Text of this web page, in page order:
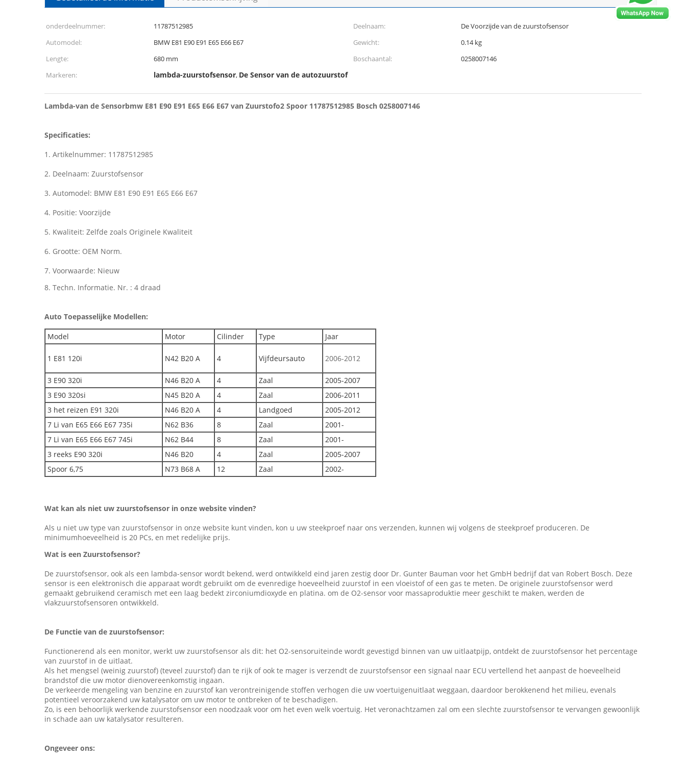
onderdeelnummer: 11787512985 Deelnaam:
De Voorzijde van de zuurstofsensor
Automodel:
BMW E81 E90 E91 E65 E66 E67 Gewicht:
0.14 kg
Lengte:
680 mm Boschaantal:
0258007146
Markeren:
lambda-zuurstofsensor, De Sensor van de autozuurstof
Lambda-van de Sensorbmw E81 E90 E91 E65 E66 E67 van Zuurstofo2 Spoor 11787512985 Bosch 0258007146
Specificaties:
1. Artikelnummer: 11787512985
2. Deelnaam: Zuurstofsensor
3. Automodel: BMW E81 E90 E91 E65 E66 E67
4. Positie: Voorzijde
5. Kwaliteit: Zelfde zoals Originele Kwaliteit
6. Grootte: OEM Norm.
7. Voorwaarde: Nieuw
8. Techn. Informatie. Nr. : 4 draad
Auto Toepasselijke Modellen:
Model Motor Cilinder Type Jaar
1 E81 120i N42 B20 A 4 Vijfdeursauto 2006-2012
3 E90 320i N46 B20 A 4 Zaal
2005-2007
3 E90 320si
N45 B20 A 4 Zaal
2006-2011
3 het reizen E91 320i
N46 B20 A 4 Landgoed
2005-2012
7 Li van E65 E66 E67 735i
N62 B36 8 Zaal
2001-
7 Li van E65 E66 E67 745i
N62 B44 8 Zaal
2001-
3 reeks E90 320i
N46 B20 4 Zaal
2005-2007
Spoor 6,75
N73 B68 A 12 Zaal 2002-
Wat kan als niet uw zuurstofsensor in onze website vinden?
Als u niet uw type van zuurstofsensor in onze website kunt vinden, kon u uw steekproef naar ons verzenden, kunnen wij volgens de steekproef produceren. De
minimumhoeveelheid is 20 PCs, en met redelijke prijs.
Wat is een Zuurstofsensor?
De zuurstofsensor, ook als een lambda-sensor wordt bekend, werd ontwikkeld eind jaren zestig door Dr. Gunter Bauman voor het GmbH bedrijf dat van Robert Bosch. Deze
sensor is een elektronisch die apparaat wordt gebruikt om de evenredige hoeveelheid zuurstof in een vloeistof of een gas te meten. De originele zuurstofsensor werd
gemaakt gebruikend ceramisch met een laag bedekt zirconiumdioxyde en platina. om de O2-sensor voor massaproduktie meer geschikt te maken, werden de
vlakzuurstofsensoren ontwikkeld.
De Functie van de zuurstofsensor:
Functionerend als een monitor, werkt uw zuurstofsensor als dit: het O2-sensoruiteinde wordt gevestigd binnen van uw uitlaatpijp, ontdekt de zuurstofsensor het percentage
van zuurstof in de uitlaat.
Als het mengsel (weinig zuurstof) (teveel zuurstof) dan te rijk of ook te mager is verzendt de zuurstofsensor een signaal naar ECU vertellend het aanpast de hoeveelheid
brandstof die uw motor dienovereenkomstig ingaan.
De verkeerde mengeling van benzine en zuurstof kan verontreinigende stoffen verhogen die uw voertuigenuitlaat weggaan, daardoor berokkenend het milieu, evenals
potentieel veroorzakend uw katalysator om uw motor te ontbreken of te beschadigen.
Zo, is een behoorlijk werkende zuurstofsensor een noodzaak voor om het even welk voertuig. Het veronachtzamen zal om een slechte zuurstofsensor te vervangen gewoonlijk
in schade aan uw katalysator resulteren.
Ongeveer ons: